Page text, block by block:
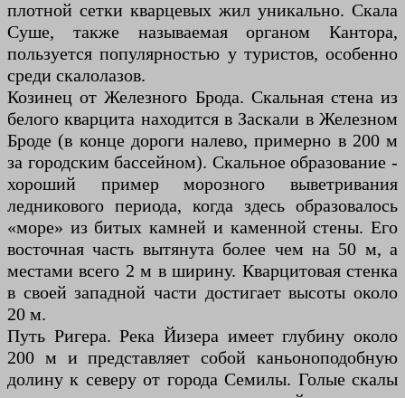
плотной сетки кварцевых жил уникально. Скала
Суше, также называемая органом Кантора,
пользуется популярностью у туристов, особенно
среди скалолазов.
Козинец от Железного Брода. Скальная стена из
белого кварцита находится в Заскали в Железном
Броде (в конце дороги налево, примерно в 200 м
за городским бассейном). Скальное образование -
хороший пример морозного выветривания
ледникового периода, когда здесь образовалось
«море» из битых камней и каменной стены. Его
восточная часть вытянута более чем на 50 м, а
местами всего 2 м в ширину. Кварцитовая стенка
в своей западной части достигает высоты около
20 м.
Путь Ригера. Река Йизера имеет глубину около
200 м и представляет собой каньоноподобную
долину к северу от города Семилы. Голые скалы